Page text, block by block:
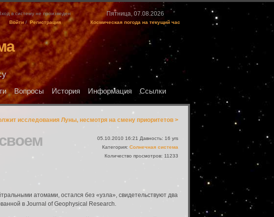
Пятница, 07.08.2026
Космическая погода на текущий час
в систему не произведен
Войти / Регистрация
Вопросы История Информация Ссылки
исследования Луны, несмотря на смену приоритетов >
05.10.2010 16:21 Давность: 16 yrs
Категория: Солнечная система
Количество просмотров: 11233
атомами, остался без «узла», свидетельствуют два
в Journal of Geophysical Research.